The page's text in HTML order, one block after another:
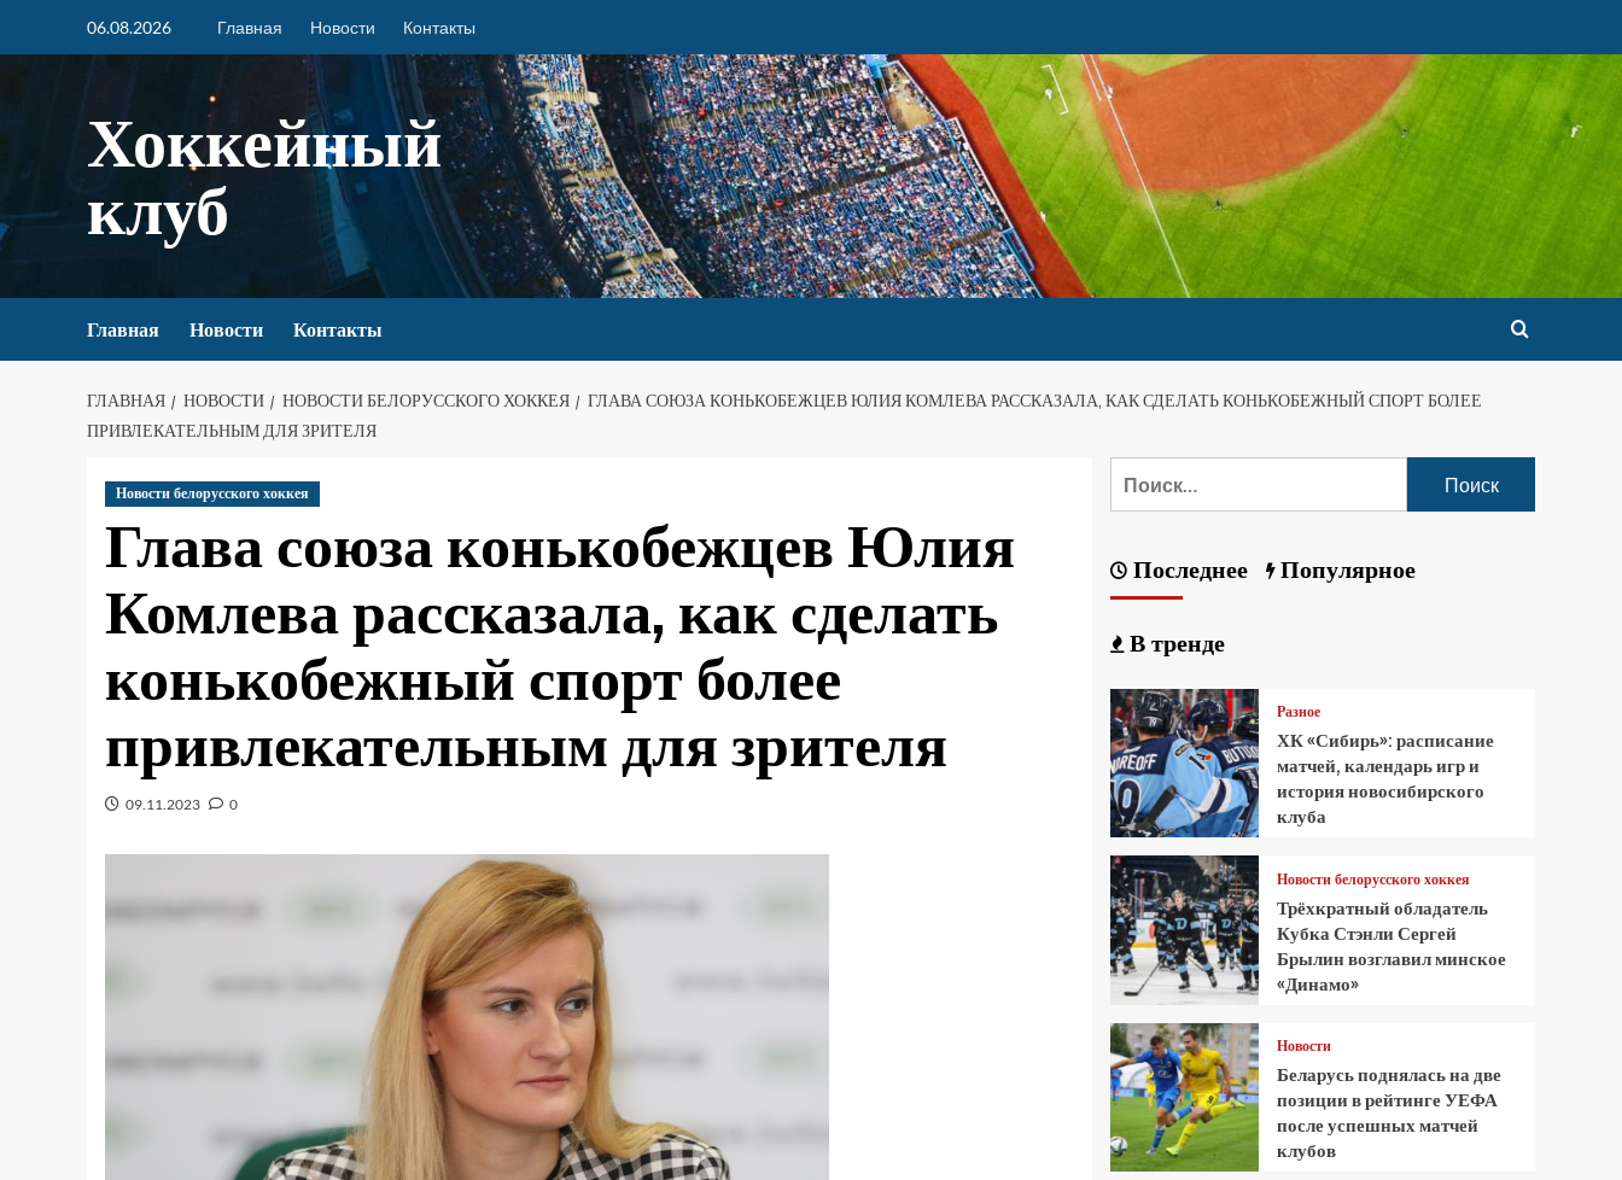
06.08.2026 Главная Новости Контакты
Хоккейный
клуб
Главная Новости Контакты
ГЛАВНАЯ НОВОСТИ НОВОСТИ БЕЛОРУССКОГО ХОККЕЯ
ГЛАВА СОЮЗА КОНЬКОБЕЖЦЕВ ЮЛИЯ КОМЛЕВА РАССКАЗАЛА, КАК СДЕЛАТЬ КОНЬКОБЕЖНЫЙ СПОРТ БОЛЕЕ
ПРИВЛЕКАТЕЛЬНЫМ ДЛЯ ЗРИТЕЛЯ
Новости белорусского хоккея
Глава союза конькобежцев Юлия
Комлева рассказала, как сделать
конькобежный спорт более
привлекательным для зрителя
09.11.2023 0
Последнее Популярное
В тренде
Разное
ХК «Сибирь»: расписание
матчей, календарь игр и
история новосибирского
клуба
Новости белорусского хоккея
Трёхкратный обладатель
Кубка Стэнли Сергей
Брылин возглавил минское
«Динамо»
Новости
Беларусь поднялась на две
позиции в рейтинге УЕФА
после успешных матчей
клубов